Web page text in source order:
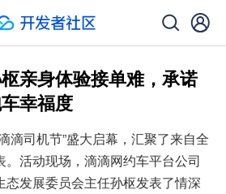
亲身体验接单难，承诺
幸福度
滴司机节”盛大启幕，汇聚了来自全
。活动现场，滴滴网约车平台公司
态发展委员会主任孙枢发表了情深